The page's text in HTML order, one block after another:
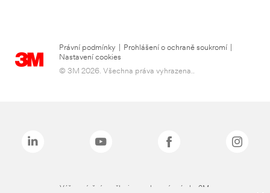
Právní podmínky Prohlášení o ochraně soukromí
Nastavení cookies
© 3M 2026. Všechna práva vyhrazena..
Výše zmíněné značky jsou ochranné známky 3M.